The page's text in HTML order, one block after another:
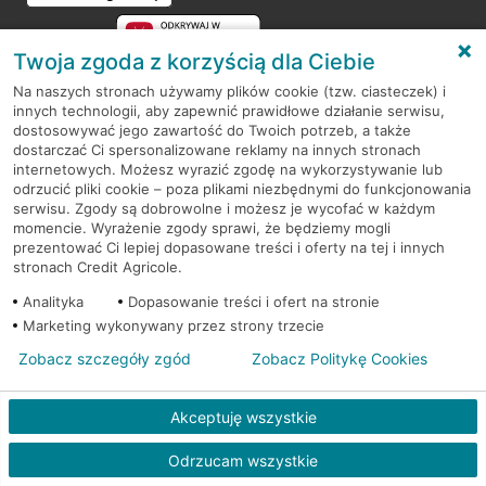
RODO
Regulamin serwisu
Mapa serwisu
PolitykaCookies
© 2026 Credit Agricole Bank Polska S.A. Wszelkie prawa zastrzeżone
Twoja zgoda z korzyścią dla Ciebie
Na naszych stronach używamy plików cookie (tzw. ciasteczek) i
innych technologii, aby zapewnić prawidłowe działanie serwisu,
dostosowywać jego zawartość do Twoich potrzeb, a także
dostarczać Ci spersonalizowane reklamy na innych stronach
internetowych. Możesz wyrazić zgodę na wykorzystywanie lub
odrzucić pliki cookie – poza plikami niezbędnymi do funkcjonowania
serwisu. Zgody są dobrowolne i możesz je wycofać w każdym
momencie. Wyrażenie zgody sprawi, że będziemy mogli
prezentować Ci lepiej dopasowane treści i oferty na tej i innych
stronach Credit Agricole.
Analityka
Dopasowanie treści i ofert na stronie
Marketing wykonywany przez strony trzecie
Akceptuję wszystkie
Odrzucam wszystkie
Zobacz szczegóły zgód Zobacz Politykę Cookies